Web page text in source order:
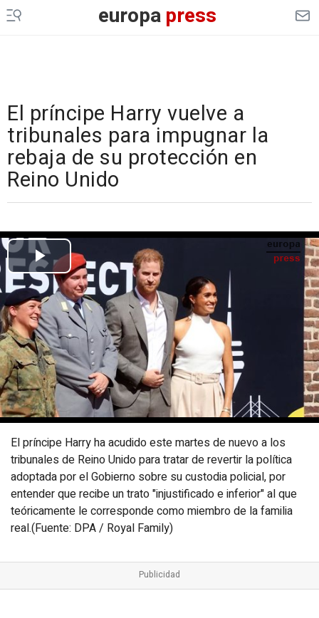
europapress
El príncipe Harry vuelve a
tribunales para impugnar la
rebaja de su protección en
Reino Unido
El príncipe Harry ha acudido este martes de nuevo a los
tribunales de Reino Unido para tratar de revertir la política
adoptada por el Gobierno sobre su custodia policial, por
entender que recibe un trato "injustificado e inferior" al que
teóricamente le corresponde como miembro de la familia
real.(Fuente: DPA / Royal Family)